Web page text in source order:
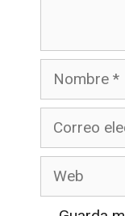
Nombre
Correo
Web